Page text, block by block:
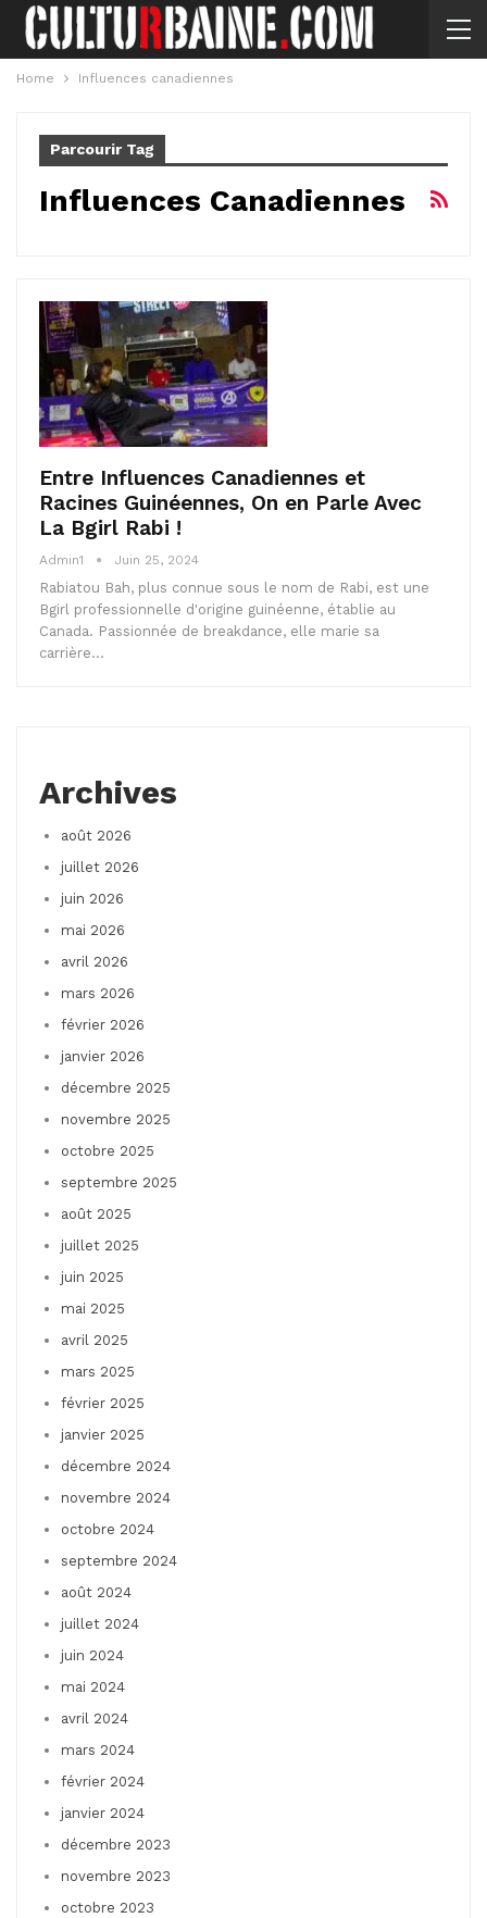
Home Influences canadiennes
Parcourir Tag
Influences Canadiennes
Entre Influences Canadiennes et
Racines Guinéennes, On en Parle Avec
La Bgirl Rabi !
Admin1 Juin 25, 2024
Rabiatou Bah, plus connue sous le nom de Rabi, est une
Bgirl professionnelle d'origine guinéenne, établie au
Canada. Passionnée de breakdance, elle marie sa
carrière…
Archives
août 2026
juillet 2026
juin 2026
mai 2026
avril 2026
mars 2026
février 2026
janvier 2026
décembre 2025
novembre 2025
octobre 2025
septembre 2025
août 2025
juillet 2025
juin 2025
mai 2025
avril 2025
mars 2025
février 2025
janvier 2025
décembre 2024
novembre 2024
octobre 2024
septembre 2024
août 2024
juillet 2024
juin 2024
mai 2024
avril 2024
mars 2024
février 2024
janvier 2024
décembre 2023
novembre 2023
octobre 2023